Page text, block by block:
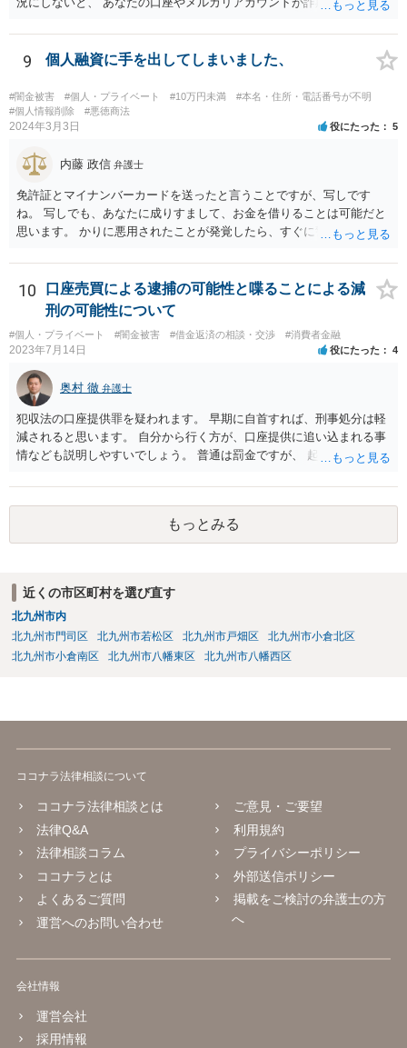
容疑で警察の調べを受けたり、第三者から損害賠償請求をされるなど
の過酷な状況へと追い込まれていきます。 警察や、金融機関、メルカ
9 個人融資に手を出してしまいました、
#闇金被害 #個人・プライベート #10万円未満
#本名・住所・電話番号が不明
#個人情報削除
#悪徳商法
2024年3月3日 役にたった 5
内藤 政信 弁護士
免許証とマイナンバーカードを送ったと言うことですが、写しです
ね。 写しでも、あなたに成りすまして、お金を借りることは可能だと
思います。 かりに悪用されたことが発覚したら、すぐに警察に相談し
10
口座売買による逮捕の可能性と喋ることによる減
刑の可能性について
#個人・プライベート #闇金被害 #借金返済の相談・交渉 #消費者金融
2023年7月14日 役にたった 4
奥村 徹 弁護士
犯収法の口座提供罪を疑われます。 早期に自首すれば、刑事処分は軽
減されると思います。 自分から行く方が、口座提供に追い込まれる事
情なども説明しやすいでしょう。 普通は罰金ですが、 起訴猶予も多い
もっとみる
近くの市区町村を選び直す
北九州市内
北九州市門司区
北九州市若松区 北九州市戸畑区
北九州市小倉北区
北九州市小倉南区
北九州市八幡東区 北九州市八幡西区
ココナラ法律相談について
ココナラ法律相談とは
法律Q&A
法律相談コラム
ココナラとは
よくあるご質問
運営へのお問い合わせ
ご意見・ご要望
利用規約
プライバシーポリシー
外部送信ポリシー
掲載をご検討の弁護士の方
へ
会社情報
運営会社
採用情報